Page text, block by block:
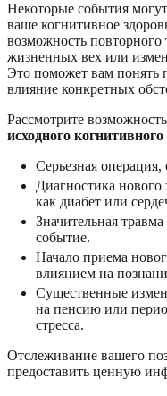
Некоторые события
ваше когнитивное
возможность
жизненных вех или
Это поможет вам понять
влияние конкретных
Рассмотрите
исходного
Серьезная
Диагностика нового
как диабет или
Значительная
событие.
Начало приема
влиянием на
Существенные
на пенсию или
стресса.
Отслеживание вашего
предоставить ценную